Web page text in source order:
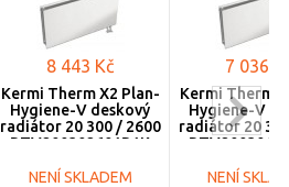
8 443 Kč
Kermi Therm X2 Plan-
Hygiene-V deskový
radiátor 20 300 / 2600
PTV200302601R1K
NENÍ SKLADEM
7 036
Kermi Therm
Hygiene-V
radiátor 20
NENÍ